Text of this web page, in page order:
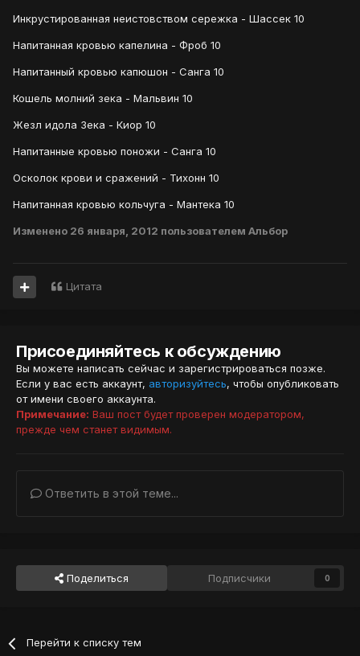
Инкрустированная неистовством сережка - Шассек 10
Напитанная кровью капелина - Фроб 10
Напитанный кровью капюшон - Санга 10
Кошель молний зека - Мальвин 10
Жезл идола Зека - Киор 10
Напитанные кровью поножи - Санга 10
Осколок крови и сражений - Тихонн 10
Напитанная кровью кольчуга - Мантека 10
Изменено 26 января, 2012 пользователем Альбор
Цитата
Присоединяйтесь к обсуждению
Вы можете написать сейчас и зарегистрироваться позже.
Если у вас есть аккаунт, авторизуйтесь, чтобы опубликовать
от имени своего аккаунта.
Примечание: Ваш пост будет проверен модератором,
прежде чем станет видимым.
Ответить в этой теме...
Поделиться Подписчики 0
Перейти к списку тем